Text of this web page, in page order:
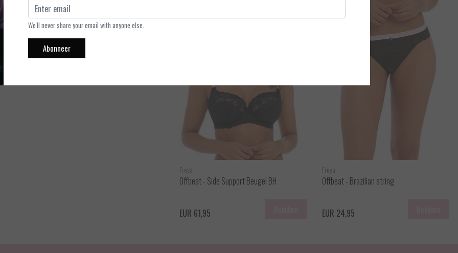
Freya
Offbeat - Side Support Beugel BH
EUR 61,95
Freya
Offbeat - Brazilian string
EUR 24,95
We'll never share your email with anyone else.
Abonneer